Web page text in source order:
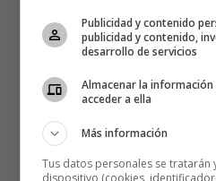
Por el momento Zynga no
Electronic Arts pero su
Electronic Arts se
Publicidad y contenido
publicidad y contenido,
desarrollo de servicios
Almacenar la
acceder a ella
Más información
Tus datos personales se tratarán
dispositivo (cookies,